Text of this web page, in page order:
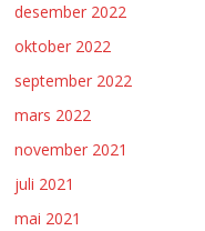
desember 2022
oktober 2022
september 2022
mars 2022
november 2021
juli 2021
mai 2021